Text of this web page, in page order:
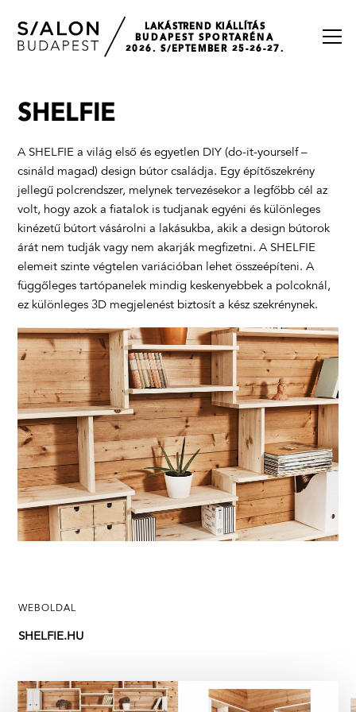
LAKÁSTREND KIÁLLÍTÁS
BUDAPEST SPORTARÉNA
2026. S/EPTEMBER 25-26-27.
SHELFIE
A SHELFIE a világ első és egyetlen DIY (do-it-yourself –
csináld magad) design bútor családja. Egy építőszekrény
jellegű polcrendszer, melynek tervezésekor a legfőbb cél az
volt, hogy azok a fiatalok is tudjanak egyéni és különleges
kinézetű bútort vásárolni a lakásukba, akik a design bútorok
árát nem tudják vagy nem akarják megfizetni. A SHELFIE
elemeit szinte végtelen variációban lehet összeépíteni. A
függőleges tartópanelek mindig keskenyebbek a polcoknál,
ez különleges 3D megjelenést biztosít a kész szekrénynek.
WEBOLDAL
SHELFIE.HU